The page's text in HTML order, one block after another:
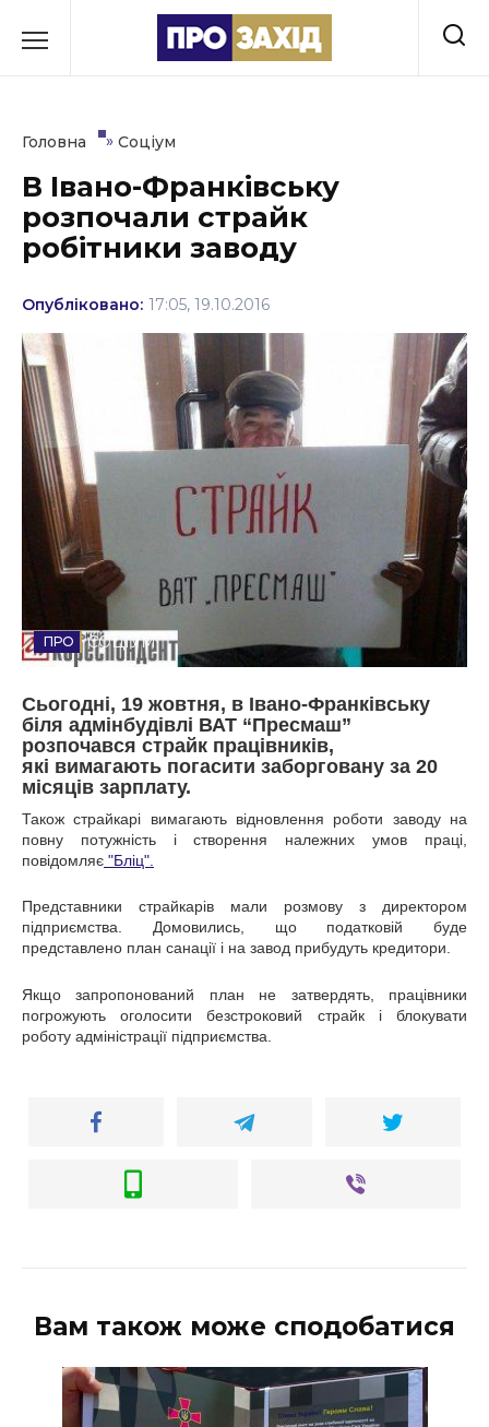
до
Культура
Освіта
Події
Політика
Соціум
Спорт
Стиль життя
Втрачений Ужгород
Втрачений Ужгород (відеоверсія)
ЗАКАРПАТСЬКІ НОВИНИ
НОВИНИ ЗАХІДНОЇ УКРАЇНИ
ФОТО
ВІДЕО
Головна » Соціум
В Івано-Франківську
розпочали страйк
робітники заводу
Опубліковано: 17:05, 19.10.2016
СОЦІУМ
Сьогодні, 19 жовтня, в Івано-Франківську
біля адмінбудівлі ВАТ “Пресмаш”
розпочався страйк працівників,
які вимагають погасити заборговану за 20
місяців зарплату.
Також страйкарі вимагають відновлення роботи заводу на
повну потужність і створення належних умов праці,
повідомляє "Бліц".
Представники страйкарів мали розмову з директором
підприємства. Домовились, що податковій буде
представлено план санації і на завод прибудуть кредитори.
Якщо запропонований план не затвердять, працівники
погрожують оголосити безстроковий страйк і блокувати
роботу адміністрації підприємства.
Вам також може сподобатися